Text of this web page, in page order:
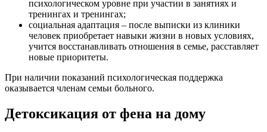
психологическом уровне при участии в занятиях и
тренингах и тренингах;
социальная адаптация – после выписки из клиники
человек приобретает навыки жизни в новых условиях,
учится восстанавливать отношения в семье, расставляет
новые приоритеты.
При наличии показаний психологическая поддержка
оказывается членам семьи больного.
Детоксикация от фена на дому